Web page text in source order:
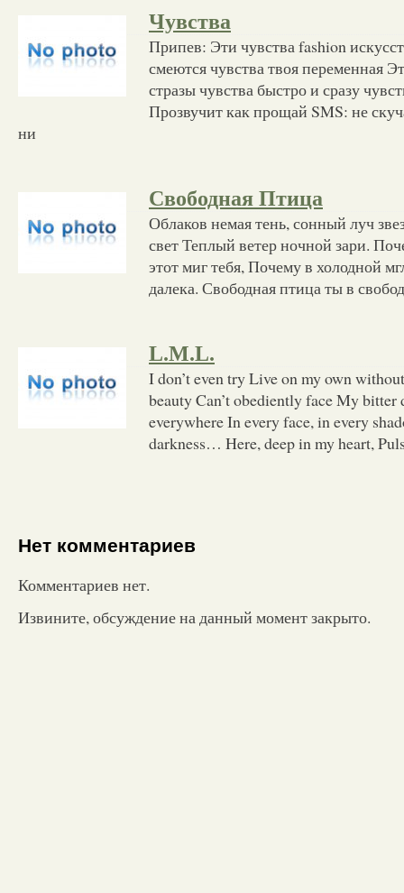
Чувства
Припев: Эти чувства fashion
смеются чувства твоя переменная
стразы чувства быстро и сразу
Прозвучит как прощай SMS: не
ни
Свободная Птица
Облаков немая тень, сонный луч
свет Теплый ветер ночной зари.
этот миг тебя, Почему в холодной
далека. Свободная птица ты в
L.M.L.
I don’t even try Live on my own
beauty Can’t obediently face My bitter
everywhere In every face, in every
darkness… Here, deep in my heart,
Нет комментариев
Комментариев нет.
Извините, обсуждение на данный момент закрыто.